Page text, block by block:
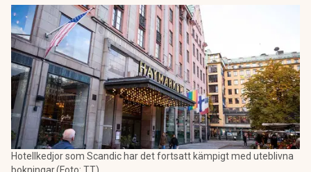
Hotellkedjor som Scandic har det fortsatt kämpigt med uteblivna